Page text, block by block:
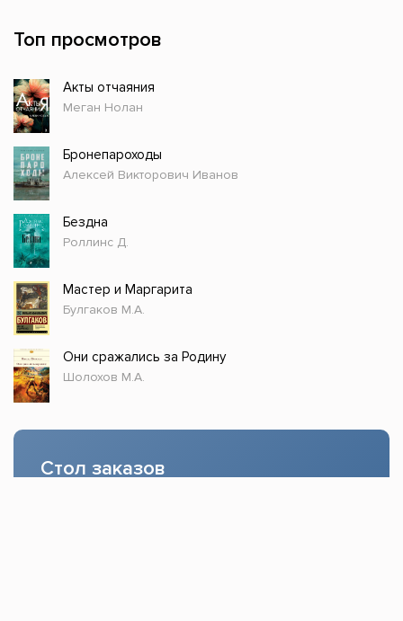
Топ просмотров
Акты отчаяния
Меган Нолан
Бронепароходы
Алексей Викторович Иванов
Бездна
Роллинс Д.
Мастер и Маргарита
Булгаков М.А.
Они сражались за Родину
Шолохов М.А.
Стол заказов